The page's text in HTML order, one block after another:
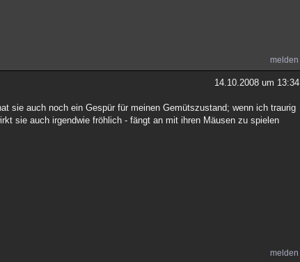
melden
14.10.2008 um 13:34
sie auch noch ein Gespür für meinen Gemütszustand; wenn ich traurig
sie auch irgendwie fröhlich - fängt an mit ihren Mäusen zu spielen
melden